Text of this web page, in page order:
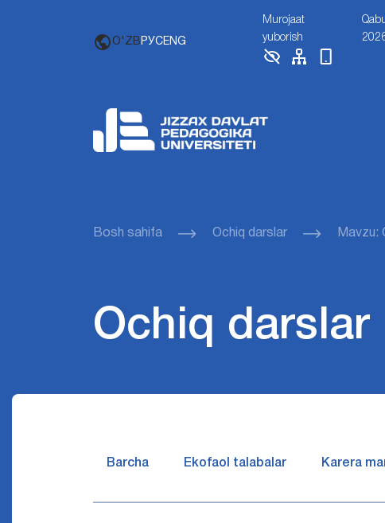
O'ZB РУСENG
Murojaat
yuborish
Bosh sahifa Ochiq darslar Mavzu:
Ochiq darslar
Barcha Ekofaol talabalar Karera